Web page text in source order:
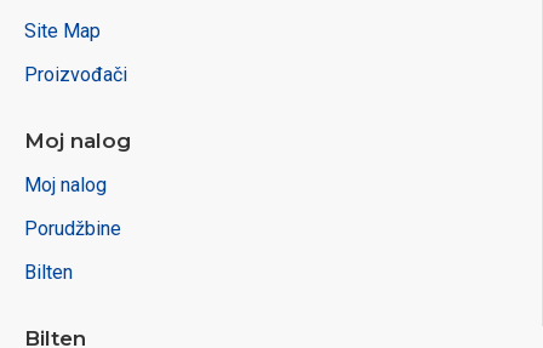
Site Map
Proizvođači
Moj nalog
Moj nalog
Porudžbine
Bilten
Bilten